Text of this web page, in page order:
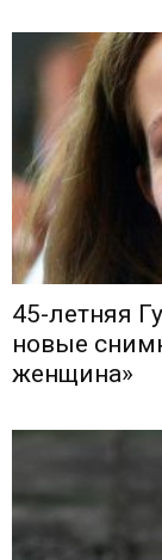
45-летняя
новые
женщина»